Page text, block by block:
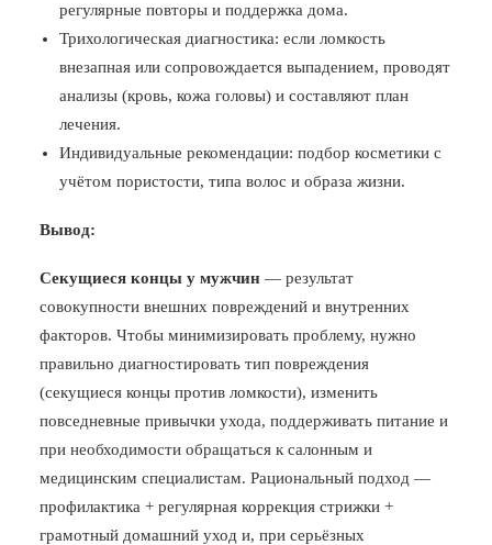
регулярные повторы и поддержка дома.
Трихологическая диагностика: если ломкость
внезапная или сопровождается выпадением, проводят
анализы (кровь, кожа головы) и составляют план
лечения.
Индивидуальные рекомендации: подбор косметики с
учётом пористости, типа волос и образа жизни.
Вывод:
Секущиеся концы у мужчин — результат
совокупности внешних повреждений и внутренних
факторов. Чтобы минимизировать проблему, нужно
правильно диагностировать тип повреждения
(секущиеся концы против ломкости), изменить
повседневные привычки ухода, поддерживать питание и
при необходимости обращаться к салонным и
медицинским специалистам. Рациональный подход —
профилактика + регулярная коррекция стрижки +
грамотный домашний уход и, при серьёзных